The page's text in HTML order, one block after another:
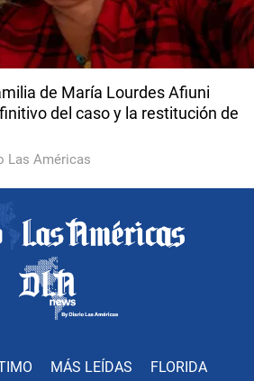
de María Lourdes Afiuni
del caso y la restitución de
Las Américas
MÁS LEÍDAS FLORIDA